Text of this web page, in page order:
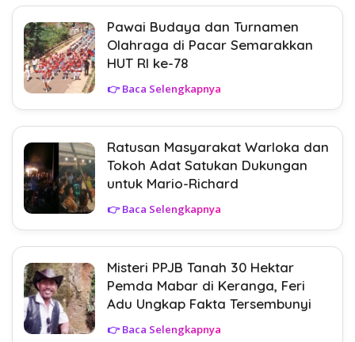
Pawai Budaya dan Turnamen
Olahraga di Pacar Semarakkan
HUT RI ke-78
👉 Baca Selengkapnya
Ratusan Masyarakat Warloka dan
Tokoh Adat Satukan Dukungan
untuk Mario-Richard
👉 Baca Selengkapnya
Misteri PPJB Tanah 30 Hektar
Pemda Mabar di Keranga, Feri
Adu Ungkap Fakta Tersembunyi
👉 Baca Selengkapnya